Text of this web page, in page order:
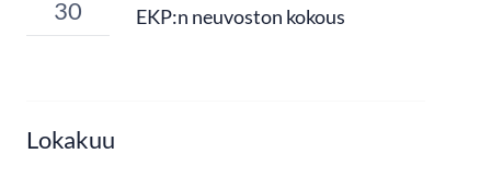
30 EKP:n neuvoston kokous
Lokakuu